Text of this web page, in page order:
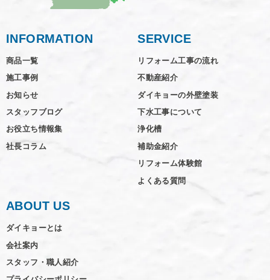
INFORMATION
商品一覧
施工事例
お知らせ
スタッフブログ
お役立ち情報集
社長コラム
SERVICE
リフォーム工事の流れ
不動産紹介
ダイキョーの外壁塗装
下水工事について
浄化槽
補助金紹介
リフォーム体験館
よくある質問
ABOUT US
ダイキョーとは
会社案内
スタッフ・職人紹介